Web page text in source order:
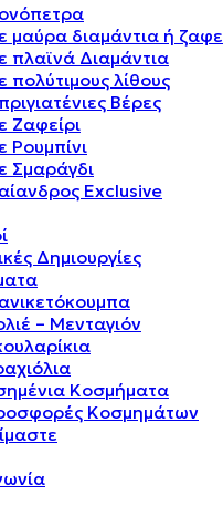
μαύρα διαμάντια ή
πλαϊνά Διαμάντια
πολύτιμους λίθους
Βέρες
Ζαφείρι
Ρουμπίνι
Σμαράγδι
Exclusive
Δημιουργίες
– Μενταγιόν
Κοσμήματα
Κοσμημάτων